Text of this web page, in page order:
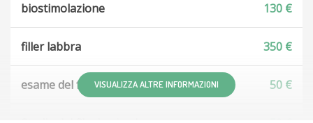
biostimolazione 130 €
filler labbra 350 €
esame del fondo oculare 50 €
VISUALIZZA ALTRE INFORMAZIONI